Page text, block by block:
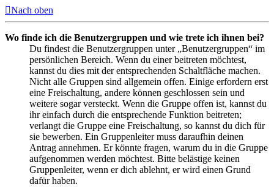
Nach oben
Wo finde ich die Benutzergruppen und wie trete ich ihnen bei?
Du findest die Benutzergruppen unter „Benutzergruppen“ im
persönlichen Bereich. Wenn du einer beitreten möchtest,
kannst du dies mit der entsprechenden Schaltfläche machen.
Nicht alle Gruppen sind allgemein offen. Einige erfordern erst
eine Freischaltung, andere können geschlossen sein und
weitere sogar versteckt. Wenn die Gruppe offen ist, kannst du
ihr einfach durch die entsprechende Funktion beitreten;
verlangt die Gruppe eine Freischaltung, so kannst du dich für
sie bewerben. Ein Gruppenleiter muss daraufhin deinen
Antrag annehmen. Er könnte fragen, warum du in die Gruppe
aufgenommen werden möchtest. Bitte belästige keinen
Gruppenleiter, wenn er dich ablehnt, er wird einen Grund
dafür haben.